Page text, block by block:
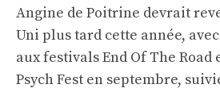
Angine de Poitrine devrait
Uni plus tard cette année,
aux festivals End Of The Road
Psych Fest en septembre,